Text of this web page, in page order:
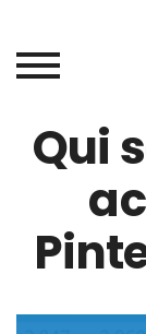
Qui